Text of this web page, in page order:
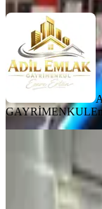
GAYRİMENKUL